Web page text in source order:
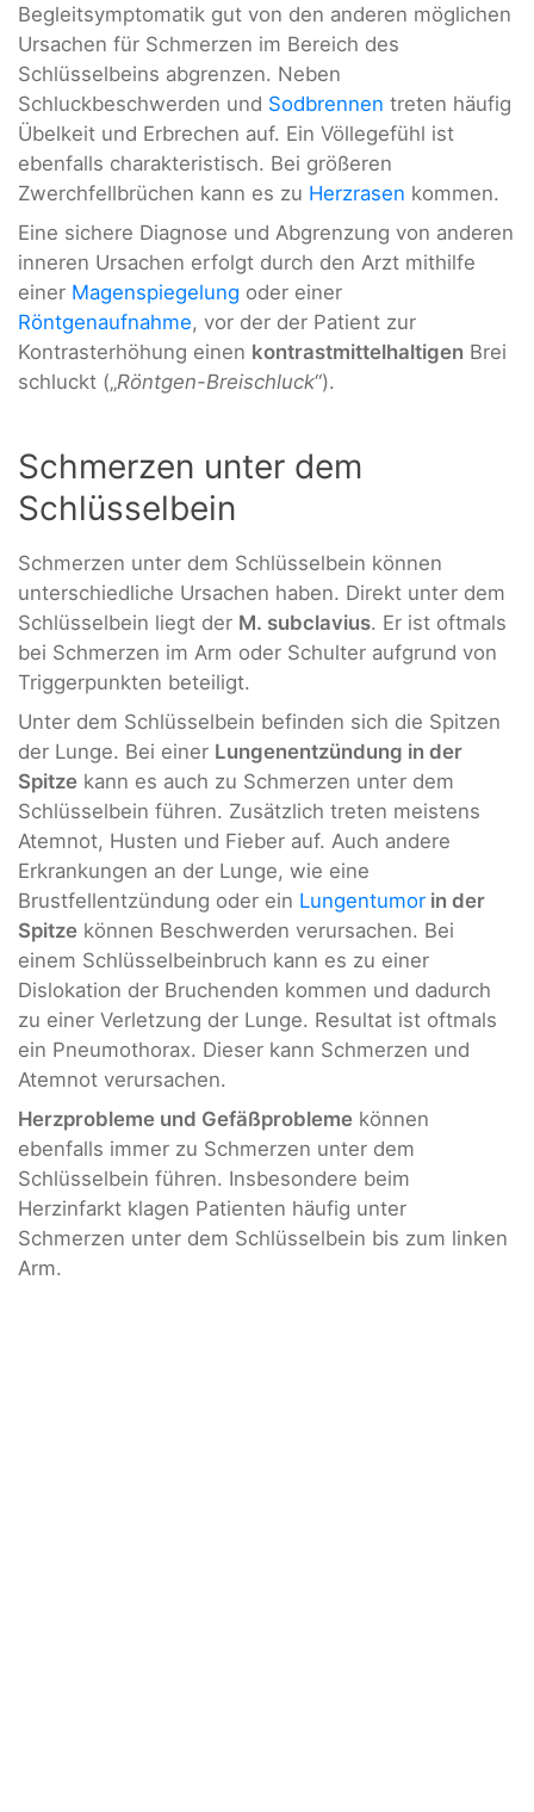
Begleitsymptomatik gut von den anderen möglichen
Ursachen für Schmerzen im Bereich des
Schlüsselbeins abgrenzen. Neben
Schluckbeschwerden und Sodbrennen treten häufig
Übelkeit und Erbrechen auf. Ein Völlegefühl ist
ebenfalls charakteristisch. Bei größeren
Zwerchfellbrüchen kann es zu Herzrasen kommen.
Eine sichere Diagnose und Abgrenzung von anderen
inneren Ursachen erfolgt durch den Arzt mithilfe
einer Magenspiegelung oder einer
Röntgenaufnahme, vor der der Patient zur
Kontrasterhöhung einen kontrastmittelhaltigen Brei
schluckt („Röntgen-Breischluck“).
Schmerzen unter dem
Schlüsselbein
Schmerzen unter dem Schlüsselbein können
unterschiedliche Ursachen haben. Direkt unter dem
Schlüsselbein liegt der M. subclavius. Er ist oftmals
bei Schmerzen im Arm oder Schulter aufgrund von
Triggerpunkten beteiligt.
Unter dem Schlüsselbein befinden sich die Spitzen
der Lunge. Bei einer Lungenentzündung in der
Spitze kann es auch zu Schmerzen unter dem
Schlüsselbein führen. Zusätzlich treten meistens
Atemnot, Husten und Fieber auf. Auch andere
Erkrankungen an der Lunge, wie eine
Brustfellentzündung oder ein Lungentumor in der
Spitze können Beschwerden verursachen. Bei
einem Schlüsselbeinbruch kann es zu einer
Dislokation der Bruchenden kommen und dadurch
zu einer Verletzung der Lunge. Resultat ist oftmals
ein Pneumothorax. Dieser kann Schmerzen und
Atemnot verursachen.
Herzprobleme und Gefäßprobleme können
ebenfalls immer zu Schmerzen unter dem
Schlüsselbein führen. Insbesondere beim
Herzinfarkt klagen Patienten häufig unter
Schmerzen unter dem Schlüsselbein bis zum linken
Arm.